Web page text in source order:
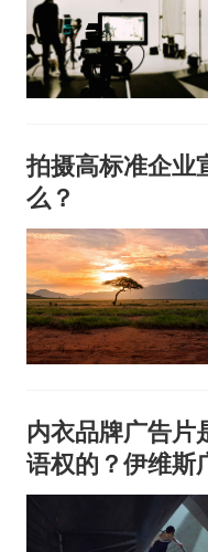
拍摄高标准企业
么？
内衣品牌广告片
语权的？伊维斯